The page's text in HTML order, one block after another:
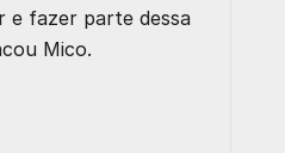
e fazer parte dessa
Mico.